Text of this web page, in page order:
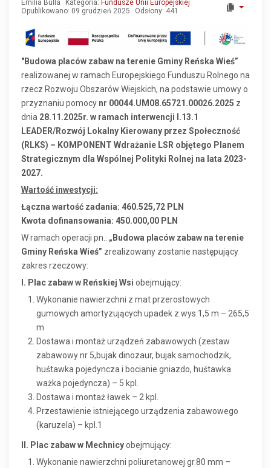
Emilia Bulla Kategoria: Fundusze Unii Europejskiej
Opublikowano: 09 grudzień 2025
Odsłony: 441
"Budowa placów zabaw na terenie Gminy Reńska Wieś”
realizowanej w ramach Europejskiego Funduszu Rolnego na
rzecz Rozwoju Obszarów Wiejskich, na podstawie umowy o
przyznaniu pomocy nr 00044.UM08.65721.00026.2025 z
dnia 28.11.2025r. w ramach interwencji I.13.1
LEADER/Rozwój Lokalny Kierowany przez Społeczność
(RLKS) – KOMPONENT Wdrażanie LSR objętego Planem
Strategicznym dla Wspólnej Polityki Rolnej na lata 2023-
2027.
Wartość inwestycji:
Łączna wartość zadania: 460.525,72 PLN
Kwota dofinansowania: 450.000,00 PLN
W ramach operacji pn.: „Budowa placów zabaw na terenie
Gminy Reńska Wieś” zrealizowany zostanie następujący
zakres rzeczowy:
I. Plac zabaw w Reńskiej Wsi obejmujący:
Wykonanie nawierzchni z mat przerostowych
gumowych amortyzujących upadek z wys.1,5 m – 265,5
m
Dostawa i montaż urządzeń zabawowych (zestaw
zabawowy nr 5,bujak dinozaur, bujak samochodzik,
huśtawka pojedyncza i bocianie gniazdo, huśtawka
ważka pojedyncza) – 5 kpl.
Dostawa i montaż ławek – 2 kpl.
Przestawienie istniejącego urządzenia zabawowego
(karuzela) – kpl.1
II. Plac zabaw w Mechnicyobejmujący:
Wykonanie nawierzchni poliuretanowej gr.80 mm –